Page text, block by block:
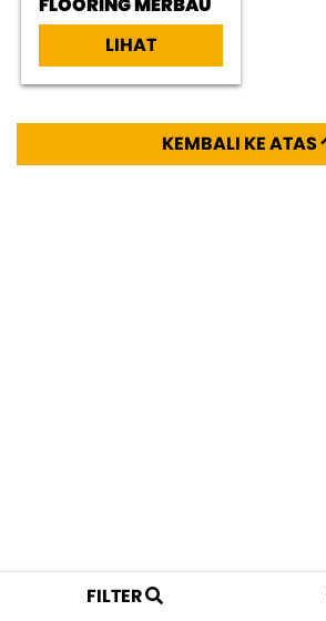
LIHAT
FILTER
KEMBALI KE ATAS